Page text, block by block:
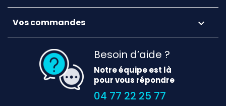
Vos commandes 
Besoin d’aide ?
Notre équipe est là
pour vous répondre
04 77 22 25 77